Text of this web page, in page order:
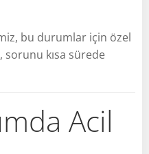
bu durumlar için özel
sorunu kısa sürede
Acil